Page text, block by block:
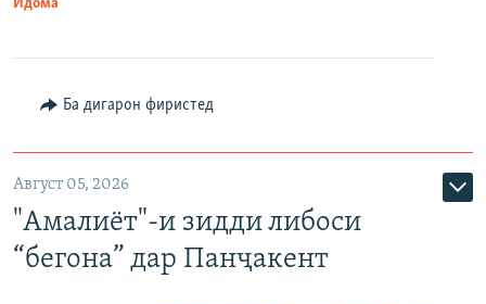
Идома
Ба дигарон фиристед
Август 05, 2026
"Амалиёт"-и зидди либоси
“бегона” дар Панҷакент